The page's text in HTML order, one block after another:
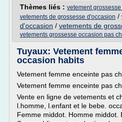
Thèmes liés : vetement
vetements de grossesse d'occasion /
d'occasion / vetements de
vetements grossesse occasion pas
Tuyaux: Vetement
occasion habits
Vetement femme enceinte pas
Vetement femme enceinte pas
Vente en ligne de vetements et
l.homme, l.enfant et le bebe.
Femme middot. Homme middot.